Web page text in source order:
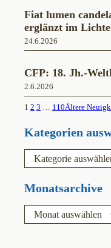
Fiat lumen
erglänzt im
24.6.2026
CFP: 18. Jh.-
2.6.2026
1 2 3 … 110Ältere
Kategorien
e
g
i
Monatsarchive